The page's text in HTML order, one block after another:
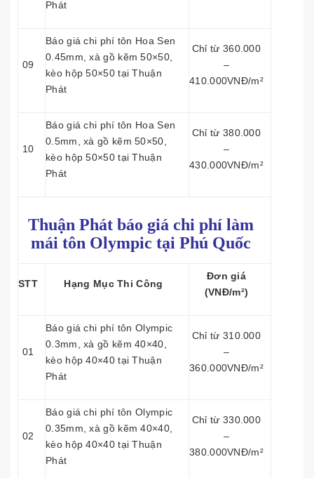
Phát
09
Báo giá chi phí tôn Hoa Sen
0.45mm, xà gồ kẽm 50×50,
kèo hộp 50×50 tại Thuận
Phát
Chỉ từ 360.000
–
410.000VNĐ/m²
10
Báo giá chi phí tôn Hoa Sen
0.5mm, xà gồ kẽm 50×50,
kèo hộp 50×50 tại Thuận
Phát
Chỉ từ 380.000
–
430.000VNĐ/m²
Thuận Phát báo giá chi phí làm
mái tôn Olympic tại Phú Quốc
STT Hạng Mục Thi Công
Đơn giá
(VNĐ/m²)
01
Báo giá chi phí tôn Olympic
0.3mm, xà gồ kẽm 40×40,
kèo hộp 40×40 tại Thuận
Phát
Chỉ từ 310.000
–
360.000VNĐ/m²
02
Báo giá chi phí tôn Olympic
0.35mm, xà gồ kẽm 40×40,
kèo hộp 40×40 tại Thuận
Phát
Chỉ từ 330.000
–
380.000VNĐ/m²